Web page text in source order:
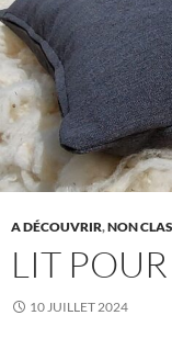
A DÉCOUVRIR,NON
LIT
10 JUILLET 2024